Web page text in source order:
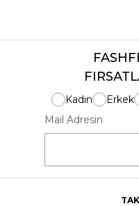
Kadın Erkek
Mail Adresin